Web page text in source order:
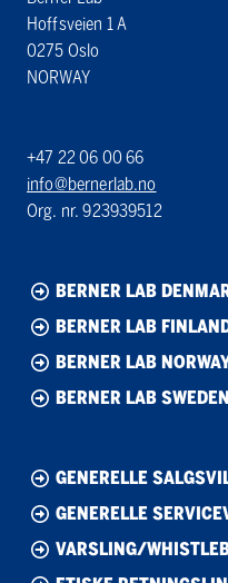
Hoffsveien 1 A
0275 Oslo
NORWAY
+47 22 06 00 66
info@bernerlab.no
Org. nr. 923939512
BERNER LAB
BERNER LAB
BERNER LAB
BERNER LAB SWEDEN
GENERELLE
GENERELLE
VARSLING/